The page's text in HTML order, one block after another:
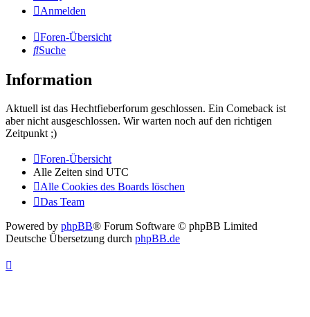
Anmelden
Foren-Übersicht
Suche
Information
Aktuell ist das Hechtfieberforum geschlossen. Ein Comeback ist
aber nicht ausgeschlossen. Wir warten noch auf den richtigen
Zeitpunkt ;)
Foren-Übersicht
Alle Zeiten sind UTC
Alle Cookies des Boards löschen
Das Team
Powered by phpBB® Forum Software © phpBB Limited
Deutsche Übersetzung durch phpBB.de